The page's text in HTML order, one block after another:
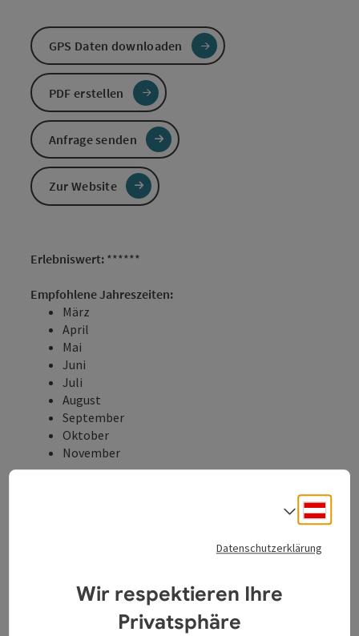
Erlebniswert: ******
Empfohlene Jahreszeiten:
März
April
Mai
Juni
Juli
August
September
Oktober
November
botanische Highlights
faunistische Highlights
GPS Daten downloaden
PDF erstellen
Anfrage senden
Zur Website
Datenschutzerklärung
Wir respektieren Ihre
Privatsphäre